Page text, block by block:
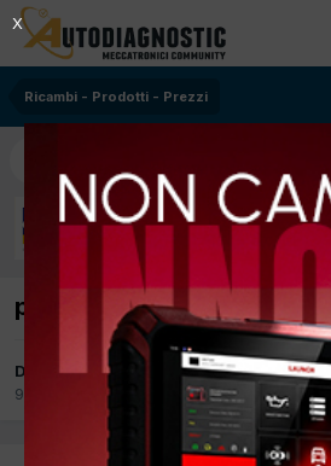
Ricambi - Prodotti - Prezzi
prezzo gas anno 2023 r134a
Da plays
9 Marzo 2023
Ricambi - Prodotti - Prezzi
X